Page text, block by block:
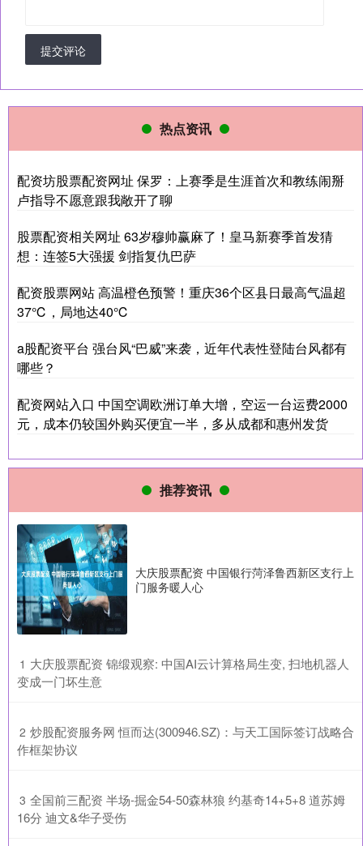
提交评论
热点资讯
配资坊股票配资网址 保罗：上赛季是生涯首次和教练闹掰
卢指导不愿意跟我敞开了聊
股票配资相关网址 63岁穆帅赢麻了！皇马新赛季首发猜
想：连签5大强援 剑指复仇巴萨
配资股票网站 高温橙色预警！重庆36个区县日最高气温超
37℃，局地达40℃
a股配资平台 强台风“巴威”来袭，近年代表性登陆台风都有
哪些？
配资网站入口 中国空调欧洲订单大增，空运一台运费2000
元，成本仍较国外购买便宜一半，多从成都和惠州发货
推荐资讯
大庆股票配资 中国银行菏泽鲁西新区支行上
门服务暖人心
1 ​大庆股票配资 锦缎观察: 中国AI云计算格局生变, 扫地机器人
变成一门坏生意
2 ​炒股配资服务网 恒而达(300946.SZ)：与天工国际签订战略合
作框架协议
3 ​全国前三配资 半场-掘金54-50森林狼 约基奇14+5+8 道苏姆
16分 迪文&华子受伤